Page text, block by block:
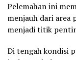
Pelemahan ini
menjauh dari area
menjadi titik
Di tengah kondisi